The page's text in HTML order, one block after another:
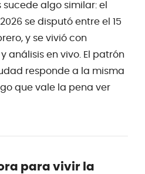
algo similar: el
se disputó entre el 15
y se vivió con
análisis en vivo. El patrón
responde a la misma
que vale la pena ver
para vivir la